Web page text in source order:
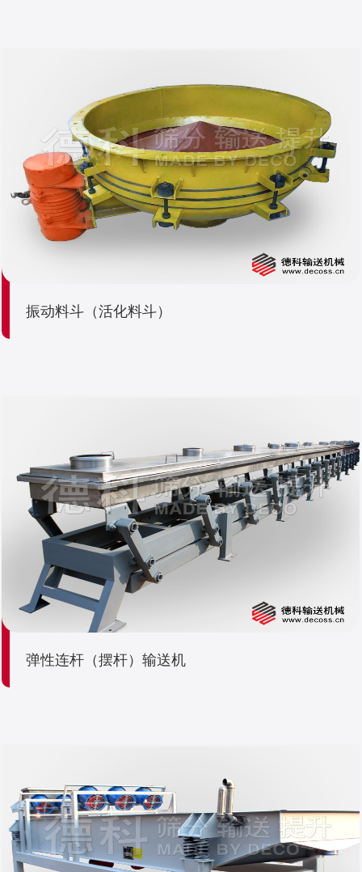
振动料斗（活化料斗）
弹性连杆（摆杆）输送机